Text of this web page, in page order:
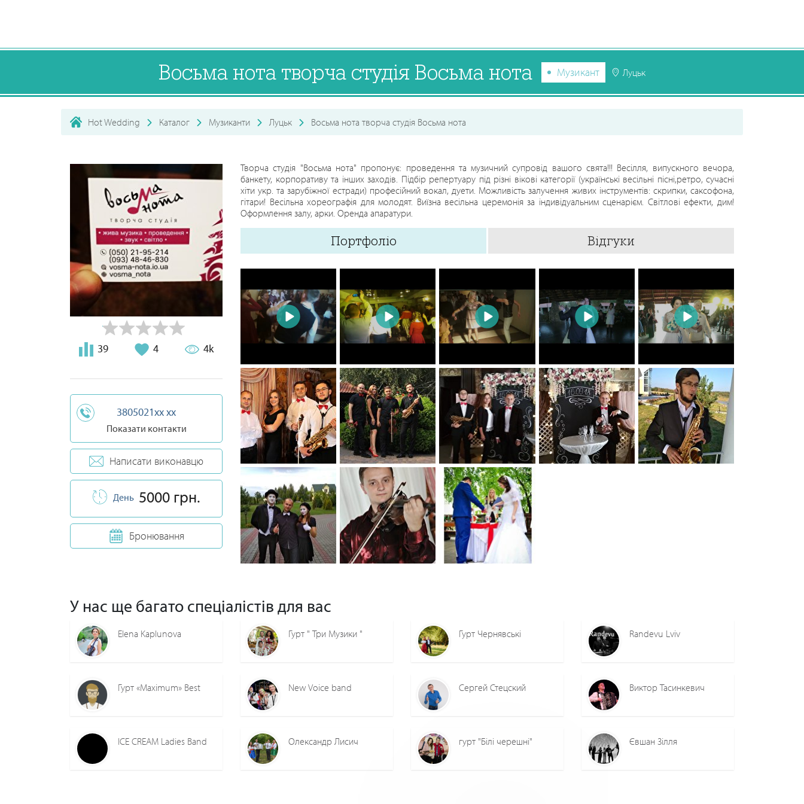
Восьма нота творча студія Восьма нота Музикант Луцьк
Hot Wedding Каталог Музиканти Луцьк Восьма нота творча студія Восьма нота
39 4 4k
3805021xx xx
Показати контакти
Написати виконавцю
День 5000 грн.
Бронювання
Творча студія "Восьма нота" пропонує: проведення та музичний супровід вашого свята!!! Весілля, випускного вечора,
банкету, корпоративу та інших заходів. Підбір репертуару під різні вікові категорії (українські весільні пісні,ретро, сучасні
хіти укр. та зарубіжної естради) професійний вокал, дуети. Можливість залучення живих інструментів: скрипки, саксофона,
гітари! Весільна хореографія для молодят. Виїзна весільна церемонія за індивідуальним сценарієм. Світлові ефекти, дим!
Оформлення залу, арки. Оренда апаратури.
Портфоліо Відгуки
0 0 0 0 0 0 0 0 0 0
1 0 0 0 0
У нас ще багато спеціалістів для вас
Elena Kaplunova Гурт " Три Музики " Гурт Чернявські Randevu Lviv
Гурт «Maximum» Best New Voice band Сергей Стецский Виктор Тасинкевич
ICE CREAM Ladies Band Олександр Лисич гурт "Білі черешні" Євшан Зілля